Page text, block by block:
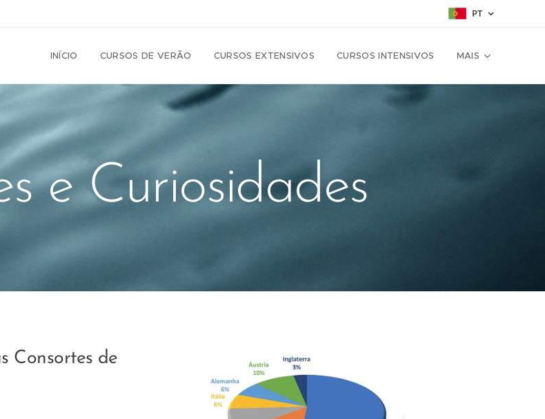
PT
INÍCIO CURSOS DE VERÃO CURSOS EXTENSIVOS CURSOS INTENSIVOS MAIS
e Curiosidades
Consortes de